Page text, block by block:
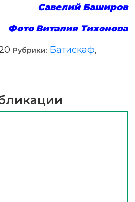
Савелий Баширов
Фото Виталия Тихонова
Рубрики: Батискаф,